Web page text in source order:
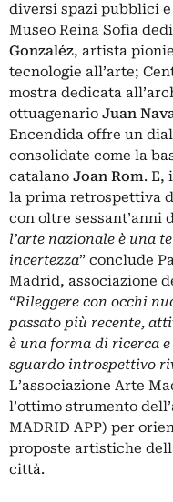
diversi spazi pubblici
Museo Reina Sofia
Gonzaléz, artista
tecnologie all’arte;
mostra dedicata
ottuagenario Juan
Encendida offre un
consolidate come la
catalano Joan Rom. E,
la prima retrospettiva
con oltre sessant’anni
l’arte nazionale è una
incertezza” conclude
Madrid, associazione
“Rileggere con occhi
passato più recente,
è una forma di ricerca
sguardo introspettivo
L’associazione Arte
l’ottimo strumento
MADRID APP) per
proposte artistiche
città.